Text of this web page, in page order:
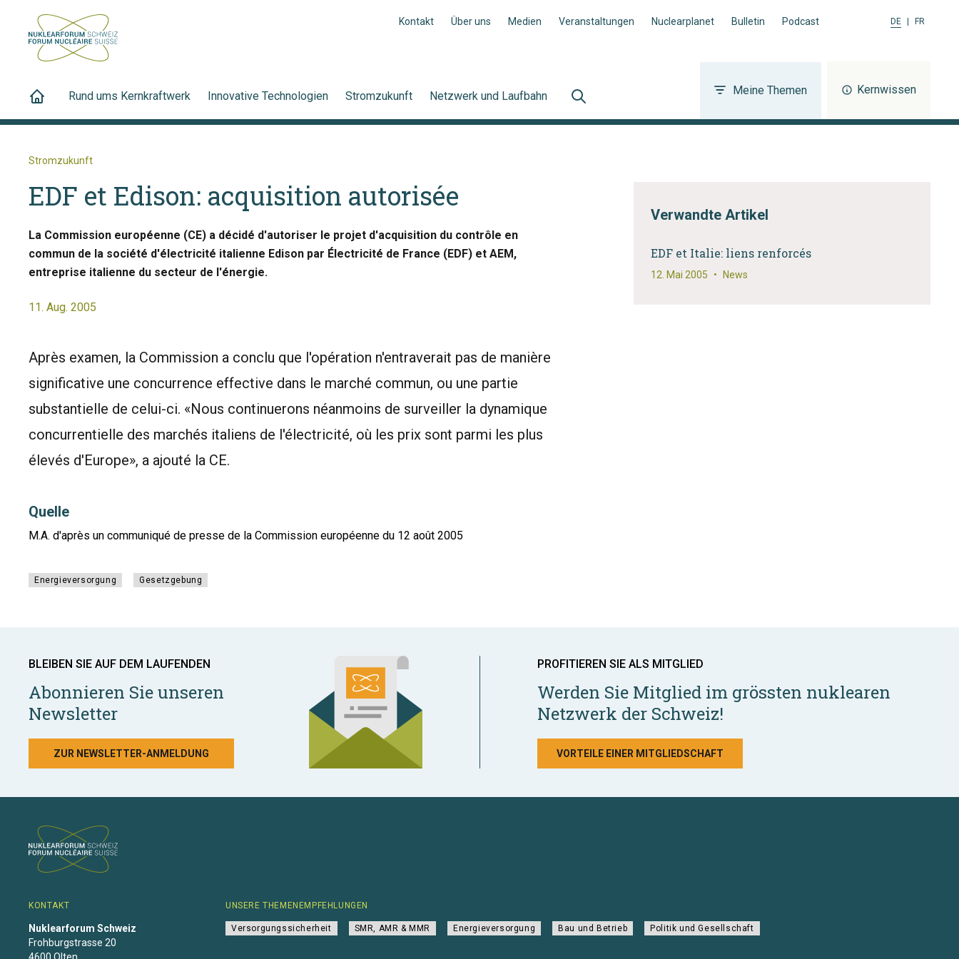
Kontakt Über uns Medien Veranstaltungen Nuclearplanet Bulletin Podcast DE FR
Rund ums Kernkraftwerk Innovative Technologien Stromzukunft Netzwerk und Laufbahn Meine Themen Kernwissen
Stromzukunft
EDF et Edison: acquisition autorisée
La Commission européenne (CE) a décidé d'autoriser le projet d'acquisition du contrôle en
commun de la société d'électricité italienne Edison par Électricité de France (EDF) et AEM,
entreprise italienne du secteur de l'énergie.
11. Aug. 2005
Après examen, la Commission a conclu que l'opération n'entraverait pas de manière
significative une concurrence effective dans le marché commun, ou une partie
substantielle de celui-ci. «Nous continuerons néanmoins de surveiller la dynamique
concurrentielle des marchés italiens de l'électricité, où les prix sont parmi les plus
élevés d'Europe», a ajouté la CE.
Quelle
M.A. d'après un communiqué de presse de la Commission européenne du 12 août 2005
Energieversorgung Gesetzgebung
Verwandte Artikel
EDF et Italie: liens renforcés
12. Mai 2005 • News
BLEIBEN SIE AUF DEM LAUFENDEN
Abonnieren Sie unseren
Newsletter
ZUR NEWSLETTER-ANMELDUNG
PROFITIEREN SIE ALS MITGLIED
Werden Sie Mitglied im grössten nuklearen
Netzwerk der Schweiz!
VORTEILE EINER MITGLIEDSCHAFT
KONTAKT
Nuklearforum Schweiz
Frohburgstrasse 20
UNSERE THEMENEMPFEHLUNGEN
Versorgungssicherheit SMR, AMR & MMR Energieversorgung Bau und Betrieb Politik und Gesellschaft